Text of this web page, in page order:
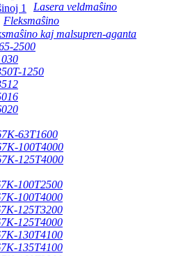
Lasera veldmaŝino
Fleksmaŝino
kaj malsupren-aganta
2500
1250
63T1600
100T4000
125T4000
100T2500
100T4000
125T3200
125T4000
130T4100
135T4100